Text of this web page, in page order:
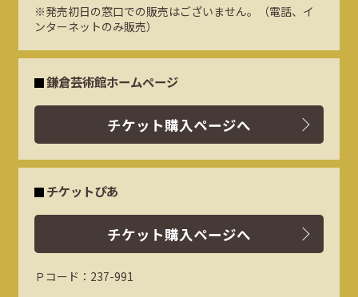
※発売初日の窓口での販売はございません。（電話、イ
ンターネットのみ販売）
鎌倉芸術館ホームページ
チケット購入ページへ
チケットぴあ
チケット購入ページへ
Ｐコード：237-991